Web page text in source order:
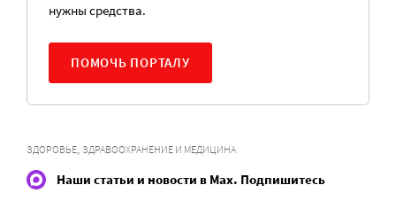
нужны средства.
ПОМОЧЬ ПОРТАЛУ
ЗДОРОВЬЕ ЗДРАВООХРАНЕНИЕ И МЕДИЦИНА
Наши статьи и новости в Max. Подпишитесь